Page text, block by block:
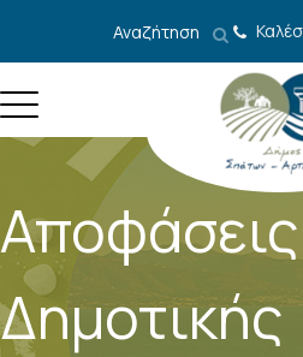
Αναζήτηση
Αποφάσεις
Δημοτικής